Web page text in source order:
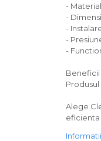
-
-
-
-
-
Alege
eficienta